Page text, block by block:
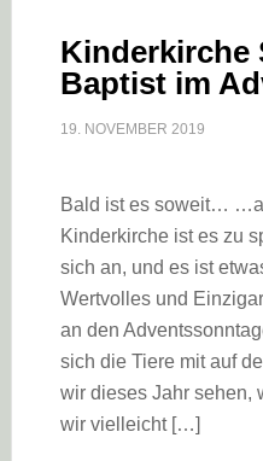
Kinderkirche
Baptist im
19. NOVEMBER 2019
Bald ist es soweit…
Kinderkirche ist es zu
sich an, und es ist
Wertvolles und
an den
sich die Tiere mit auf
wir dieses Jahr sehen,
wir vielleicht […]